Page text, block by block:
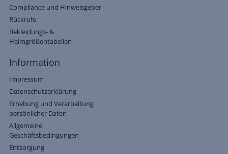
Compliance und Hinweisgeber
Rückrufe
Bekleidungs- &
Helmgrößentabellen
Information
Impressum
Datenschutzerklärung
Erhebung und Verarbeitung
persönlicher Daten
Allgemeine
Geschäftsbedingungen
Entsorgung